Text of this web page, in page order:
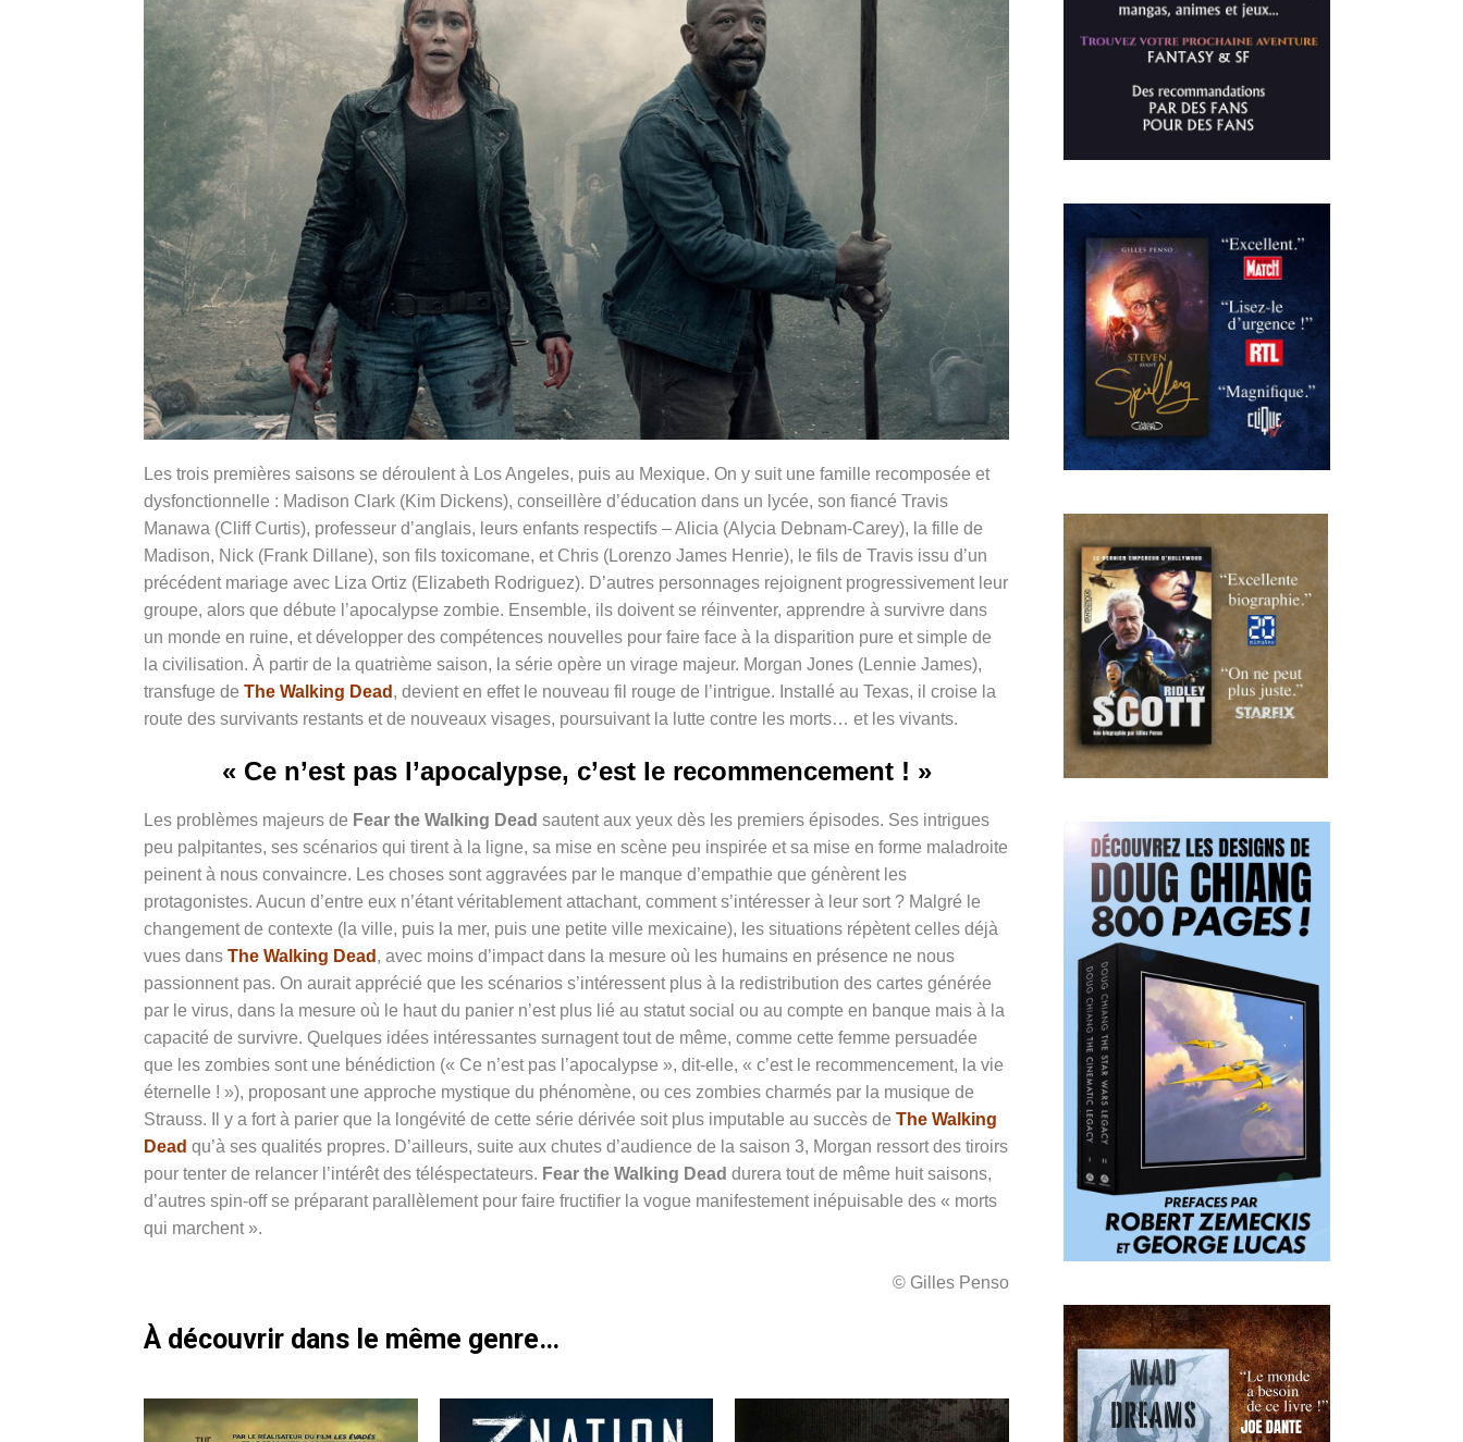
Les trois premières saisons se déroulent à Los Angeles, puis au Mexique. On y suit une famille recomposée et
dysfonctionnelle : Madison Clark (Kim Dickens), conseillère d’éducation dans un lycée, son fiancé Travis
Manawa (Cliff Curtis), professeur d’anglais, leurs enfants respectifs – Alicia (Alycia Debnam-Carey), la fille de
Madison, Nick (Frank Dillane), son fils toxicomane, et Chris (Lorenzo James Henrie), le fils de Travis issu d’un
précédent mariage avec Liza Ortiz (Elizabeth Rodriguez). D’autres personnages rejoignent progressivement leur
groupe, alors que débute l’apocalypse zombie. Ensemble, ils doivent se réinventer, apprendre à survivre dans
un monde en ruine, et développer des compétences nouvelles pour faire face à la disparition pure et simple de
la civilisation. À partir de la quatrième saison, la série opère un virage majeur. Morgan Jones (Lennie James),
transfuge de The Walking Dead , devient en effet le nouveau fil rouge de l’intrigue. Installé au Texas, il croise la
route des survivants restants et de nouveaux visages, poursuivant la lutte contre les morts… et les vivants.
« Ce n’est pas l’apocalypse, c’est le recommencement ! »
Les problèmes majeurs de Fear the Walking Dead sautent aux yeux dès les premiers épisodes. Ses intrigues
peu palpitantes, ses scénarios qui tirent à la ligne, sa mise en scène peu inspirée et sa mise en forme maladroite
peinent à nous convaincre. Les choses sont aggravées par le manque d’empathie que génèrent les
protagonistes. Aucun d’entre eux n’étant véritablement attachant, comment s’intéresser à leur sort ? Malgré le
changement de contexte (la ville, puis la mer, puis une petite ville mexicaine), les situations répètent celles déjà
vues dans The Walking Dead , avec moins d’impact dans la mesure où les humains en présence ne nous
passionnent pas. On aurait apprécié que les scénarios s’intéressent plus à la redistribution des cartes générée
par le virus, dans la mesure où le haut du panier n’est plus lié au statut social ou au compte en banque mais à la
capacité de survivre. Quelques idées intéressantes surnagent tout de même, comme cette femme persuadée
que les zombies sont une bénédiction (« Ce n’est pas l’apocalypse », dit-elle, « c’est le recommencement, la vie
éternelle ! »), proposant une approche mystique du phénomène, ou ces zombies charmés par la musique de
Strauss. Il y a fort à parier que la longévité de cette série dérivée soit plus imputable au succès de The Walking
Dead qu’à ses qualités propres. D’ailleurs, suite aux chutes d’audience de la saison 3, Morgan ressort des tiroirs
pour tenter de relancer l’intérêt des téléspectateurs. Fear the Walking Dead durera tout de même huit saisons,
d’autres spin-off se préparant parallèlement pour faire fructifier la vogue manifestement inépuisable des « morts
qui marchent ».
© Gilles Penso
À découvrir dans le même genre…